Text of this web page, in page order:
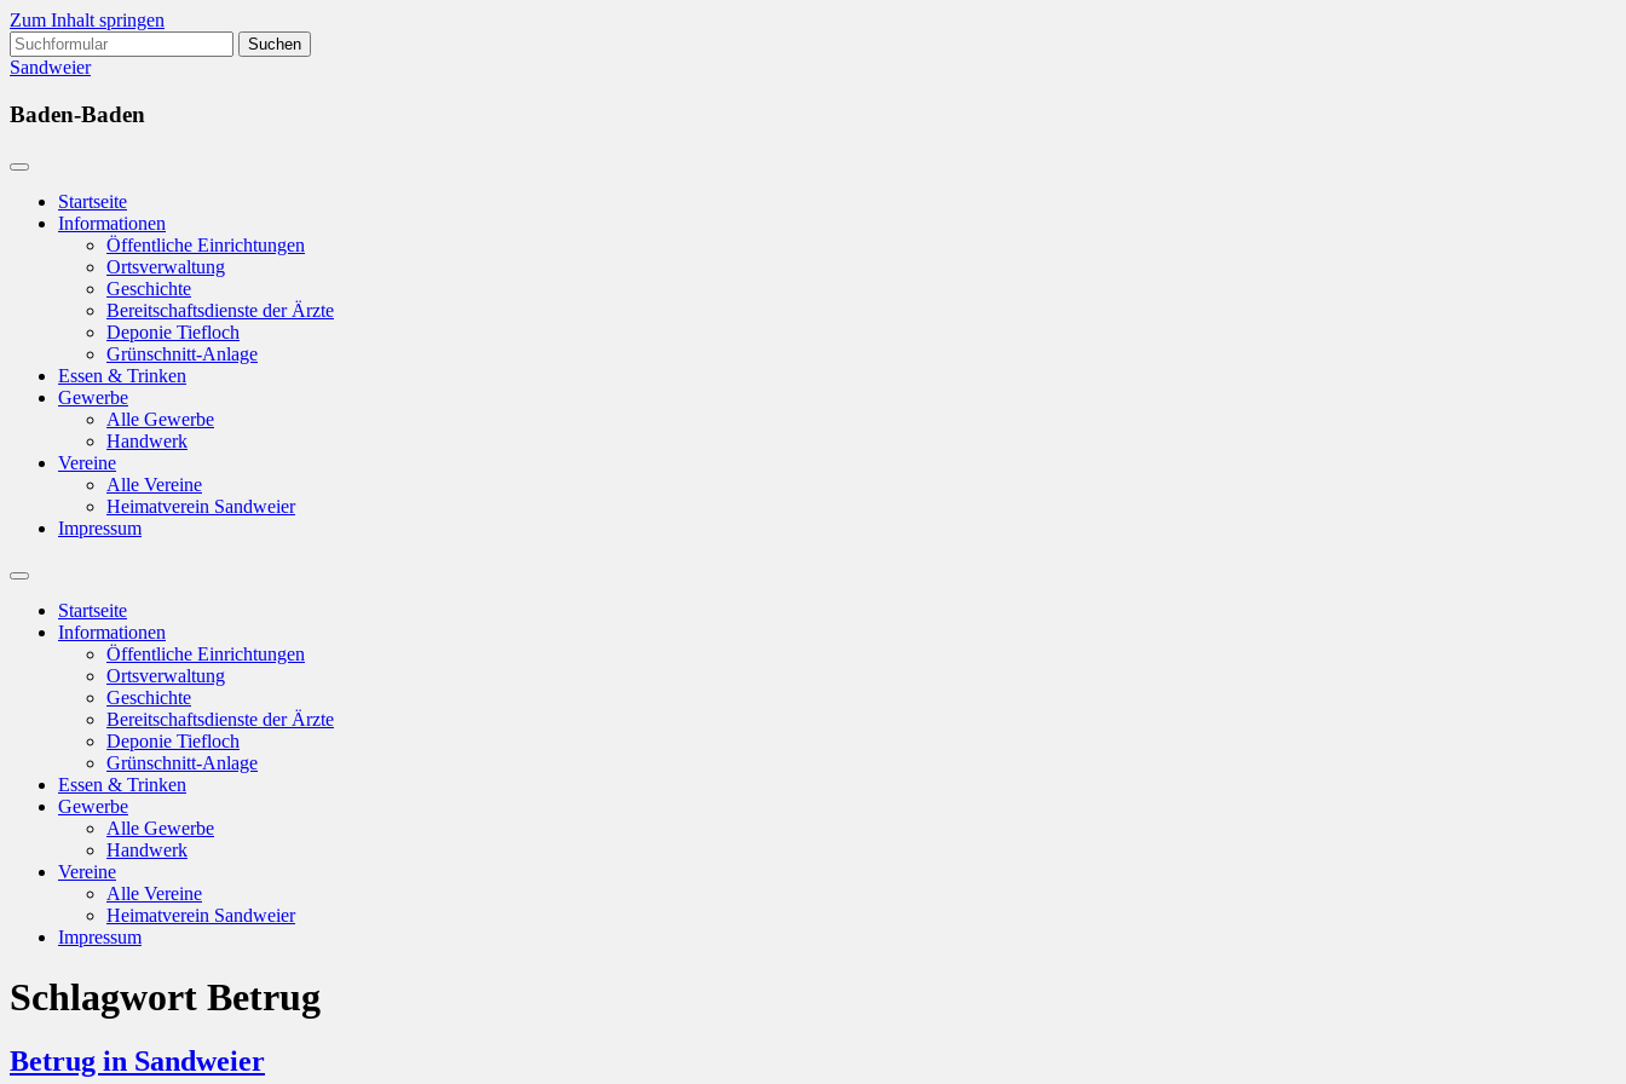
Zum Inhalt springen
Suchen
nach:
Sandweier
Baden-Baden
Startseite
Informationen
Öffentliche Einrichtungen
Ortsverwaltung
Geschichte
Bereitschaftsdienste der Ärzte
Deponie Tiefloch
Grünschnitt-Anlage
Essen & Trinken
Gewerbe
Alle Gewerbe
Handwerk
Vereine
Alle Vereine
Heimatverein Sandweier
Impressum
Suchfeld
ein-/ausblenden
Startseite
Informationen
Öffentliche Einrichtungen
Ortsverwaltung
Geschichte
Bereitschaftsdienste der Ärzte
Deponie Tiefloch
Grünschnitt-Anlage
Essen & Trinken
Gewerbe
Alle Gewerbe
Handwerk
Vereine
Alle Vereine
Heimatverein Sandweier
Impressum
Schlagwort Betrug
Betrug in Sandweier